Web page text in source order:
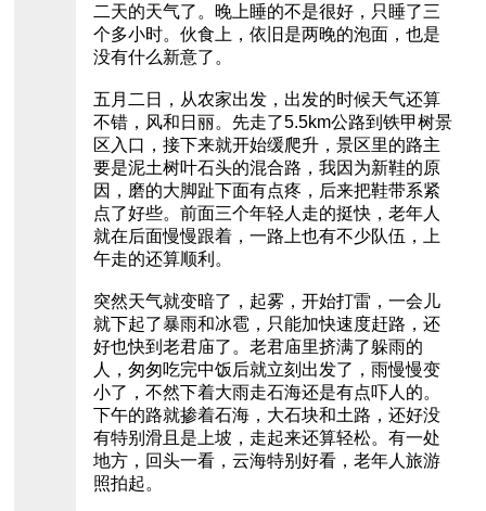
二天的天气了。晚上睡的不是很好，只睡了三
个多小时。伙食上，依旧是两晚的泡面，也是
没有什么新意了。
五月二日，从农家出发，出发的时候天气还算
不错，风和日丽。先走了5.5km公路到铁甲树景
区入口，接下来就开始缓爬升，景区里的路主
要是泥土树叶石头的混合路，我因为新鞋的原
因，磨的大脚趾下面有点疼，后来把鞋带系紧
点了好些。前面三个年轻人走的挺快，老年人
就在后面慢慢跟着，一路上也有不少队伍，上
午走的还算顺利。
突然天气就变暗了，起雾，开始打雷，一会儿
就下起了暴雨和冰雹，只能加快速度赶路，还
好也快到老君庙了。老君庙里挤满了躲雨的
人，匆匆吃完中饭后就立刻出发了，雨慢慢变
小了，不然下着大雨走石海还是有点吓人的。
下午的路就掺着石海，大石块和土路，还好没
有特别滑且是上坡，走起来还算轻松。有一处
地方，回头一看，云海特别好看，老年人旅游
照拍起。